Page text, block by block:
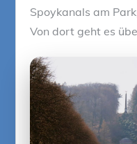
Spoykanals am
Von dort geht es